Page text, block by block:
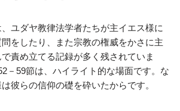
ユダヤ教律法学者たちが主イエス様に
をしたり、また宗教の権威をかさに主
責め立てる記録が多く残されていま
－59節は、ハイライト的な場面です。な
彼らの信仰の礎を砕いたからです。